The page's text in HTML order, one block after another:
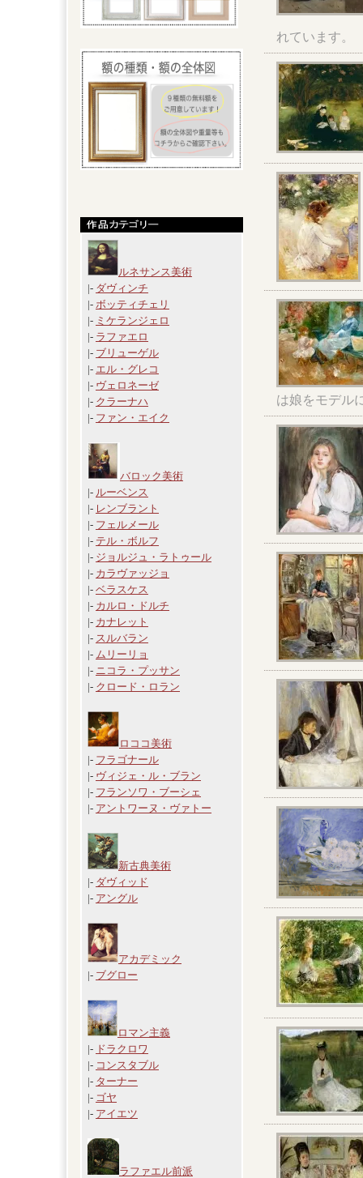
ルネサンス美術
|- ダヴィンチ
|- ボッティチェリ
|- ミケランジェロ
|- ラファエロ
|- ブリューゲル
|- エル・グレコ
|- ヴェロネーゼ
|- クラーナハ
|- ファン・エイク
バロック美術
|- ルーベンス
|- レンブラント
|- フェルメール
|- テル・ボルフ
|- ジョルジュ・ラトゥール
|- カラヴァッジョ
|- ベラスケス
|- カルロ・ドルチ
|- カナレット
|- スルバラン
|- ムリーリョ
|- ニコラ・プッサン
|- クロード・ロラン
ロココ美術
|- フラゴナール
|- ヴィジェ・ル・ブラン
|- フランソワ・ブーシェ
|- アントワーヌ・ヴァトー
新古典美術
|- ダヴィッド
|- アングル
アカデミック
|- ブグロー
ロマン主義
|- ドラクロワ
|- コンスタブル
|- ターナー
|- ゴヤ
|- アイエツ
ラファエル前派
れています。
は娘をモデル